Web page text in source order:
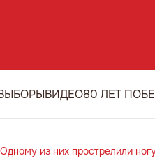
ВИДЕО80 ЛЕТ
из них прострелили